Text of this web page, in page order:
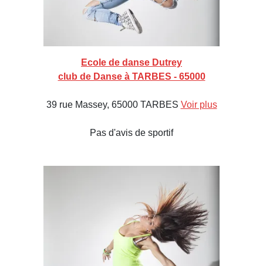
Ecole de danse Dutrey
club de Danse à TARBES - 65000
39 rue Massey, 65000 TARBES Voir plus
Pas d'avis de sportif